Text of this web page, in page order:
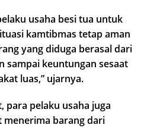
usaha besi tua untuk
kamtibmas tetap aman
yang diduga berasal dari
sampai keuntungan sesaat
luas,” ujarnya.
para pelaku usaha juga
menerima barang dari